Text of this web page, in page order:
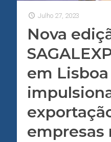
Julho 27, 2023
Nova
em
empresas